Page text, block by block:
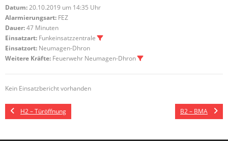
Datum:20.10.2019 um 14:35 Uhr
Alarmierungsart: FEZ
Dauer:47 Minuten
Einsatzart: Funkeinsatzzentrale
Einsatzort: Neumagen-Dhron
Weitere Kräfte: Feuerwehr Neumagen-Dhron
Kein Einsatzbericht vorhanden
H2 – Türöffnung B2 – BMA